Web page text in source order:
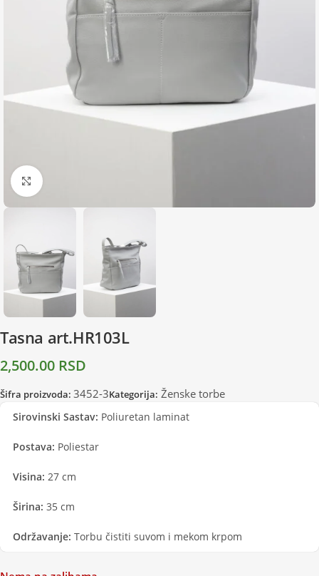
Zumiraj sliku
Tasna art.HR103L
2,500.00 RSD
Šifra proizvoda: 3452-3Kategorija: Ženske torbe
Sirovinski Sastav: Poliuretan laminat
Postava: Poliestar
Visina: 27 cm
Širina: 35 cm
Održavanje: Torbu čistiti suvom i mekom krpom